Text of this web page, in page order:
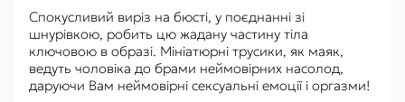
Спокусливий виріз на бюсті, у поєднанні зі
шнурівкою, робить цю жадану частину тіла
ключовою в образі. Мініатюрні трусики, як маяк,
ведуть чоловіка до брами неймовірних насолод,
даруючи Вам неймовірні сексуальні емоції і оргазми!